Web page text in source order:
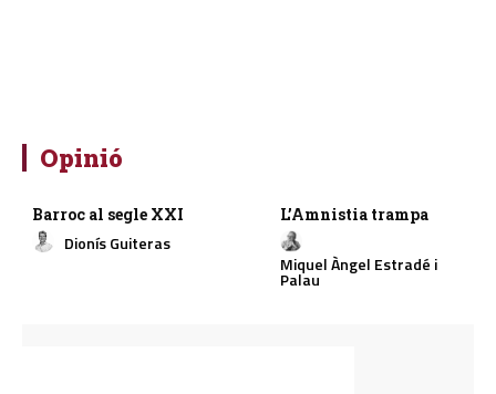
Opinió
Barroc al segle XXI
Dionís Guiteras
L’Amnistia trampa
Miquel Àngel Estradé i
Palau